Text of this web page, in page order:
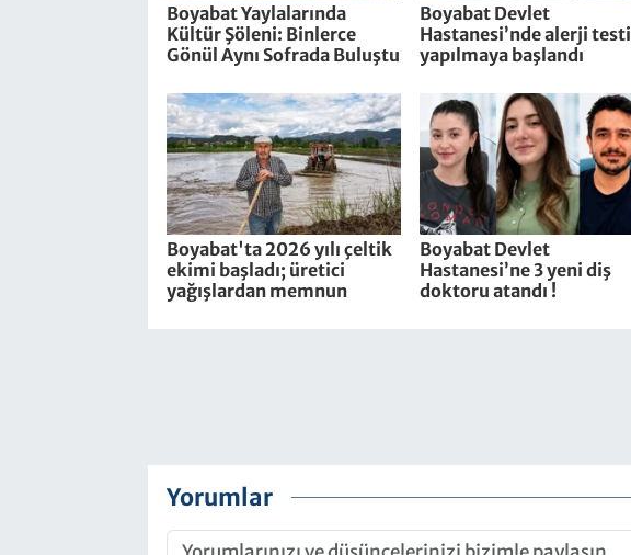
Boyabat Yaylalarında
Kültür Şöleni: Binlerce
Gönül Aynı Sofrada Buluştu
Boyabat Devlet
Hastanesi’nde alerji testi
yapılmaya başlandı
Boyabat'ta 2026 yılı çeltik
ekimi başladı; üretici
yağışlardan memnun
Boyabat Devlet
Hastanesi’ne 3 yeni diş
doktoru atandı !
Yorumlar